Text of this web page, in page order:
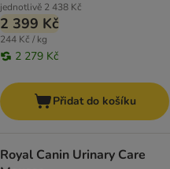
jednotlivě 2 438 Kč
2 399 Kč
244 Kč / kg
2 279 Kč
Přidat do košíku
Royal Canin Urinary Care